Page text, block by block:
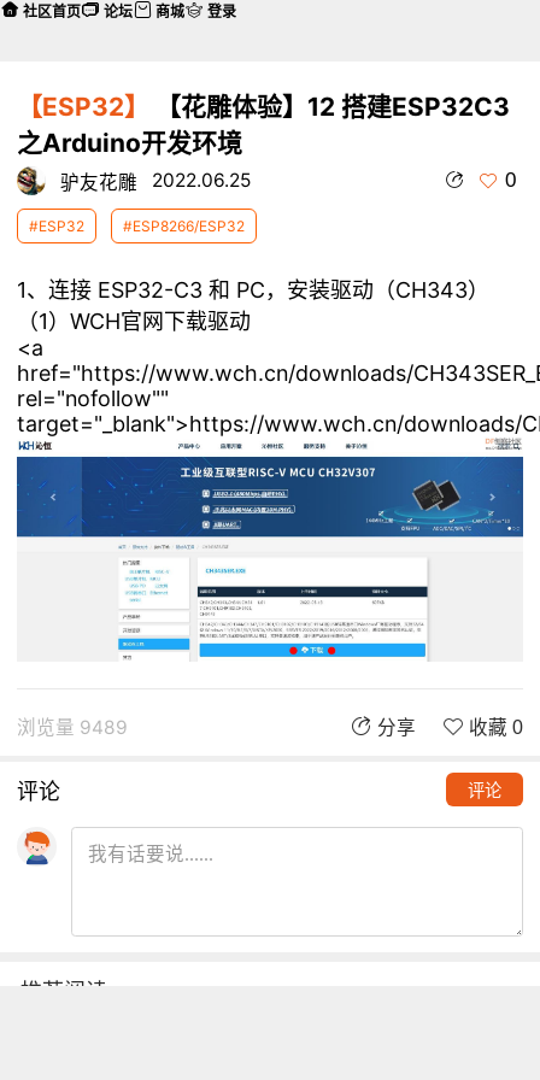
【ESP32】
【花雕体验】12 搭建ESP32C3
之Arduino开发环境
驴友花雕 2022.06.25 0
#ESP32 #ESP8266/ESP32
1、连接 ESP32-C3 和 PC，安装驱动（CH343）
（1）WCH官网下载驱动
<a
href="https://www.wch.cn/downloads/
rel="nofollow""
target="_blank">https://www.wch.cn/downloads/
浏览量 9489 分享 收藏 0
评论 评论
推荐阅读
社区首页 论坛 商城 登录